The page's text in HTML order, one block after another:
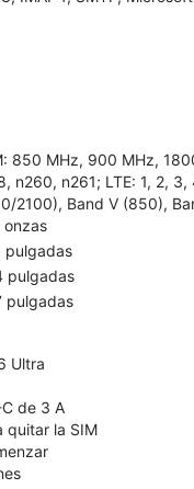
850 MHz, 900 MHz,
n260, n261; LTE: 1, 2,
2100), Band V (850),
onzas
pulgadas
pulgadas
pulgadas
Ultra
de 3 A
quitar la SIM